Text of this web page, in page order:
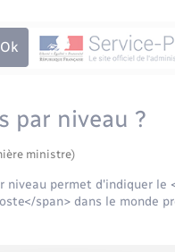
par niveau ?
ministre)
niveau permet d'indiquer le
span> dans le monde